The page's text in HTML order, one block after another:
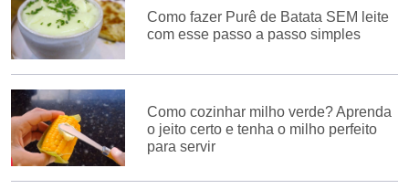
Como fazer Purê de Batata SEM leite
com esse passo a passo simples
Como cozinhar milho verde? Aprenda
o jeito certo e tenha o milho perfeito
para servir